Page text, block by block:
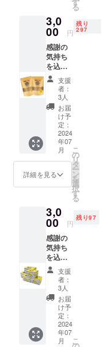
製品化も行
い、日本各
地で扱って
いただける
ようになり
ました。100
年以上の時
を経て復活
したセイロ
ンコーヒー
は、「幻の
と呼ばれ、
好家の間で
話題となっ
ています。
現在の問題
は、セイロ
ンコーヒー
が希少であ
り、安定し
た生産量と
品質を確保
限：製
造日か
０ヶ月
・原材
料：
コー
ヒー豆
（国内
製造）
・主原
料の原
産地：
スリラ
ンカ 原
材料及
び添加
届け商
品のラ
ベルに
表記さ
れま
す。 商
品開封
前には
必ずお
届けの
リター
ンに貼
付され
たラベ
をお送
りしま
す。 ・
数量：1
点 ・サ
イズ：
9.7cmx
7.8cmx
7.8cm
・重量 :
70g ・
素材：
ABS樹
ロン
コー
ヒーシ
ウトド
アやご
で、手
軽にド
リップ
コー
ヒーを
楽しめ
る コー
ヒード
リッ
パーで
す。
す
る
3,0
00 円
残り
297
感謝の
気持ち
を込め
て、お
礼の
メッ
セージ
をお送
りしま
す。
【セイ
ロンシ
ナモン
パウ
ダー２
しま
す。 ・
名称
セイロ
ンシナ
モンパ
ウダー
・個
数：2個
・重
量：
110g x
2個 ・
保存方
法：直
支援
者：
3人
お届
け予
定：
2024
年07
月
詳細を見る
こ
の
リ
タ
ー
ン
を
選
択
す
る
3,0
00 円
残り97
感謝の
気持ち
を込め
て、お
礼の
メッ
セージ
をお送
りしま
す。
【サマ
ハン
支援
者：
3人
お届
け予
定：
2024
年07
月
こ